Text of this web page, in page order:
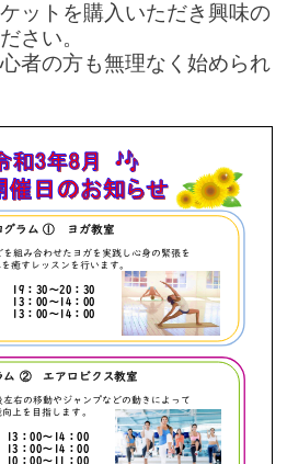
ットを購入いただき興味の
さい。
者の方も無理なく始められ